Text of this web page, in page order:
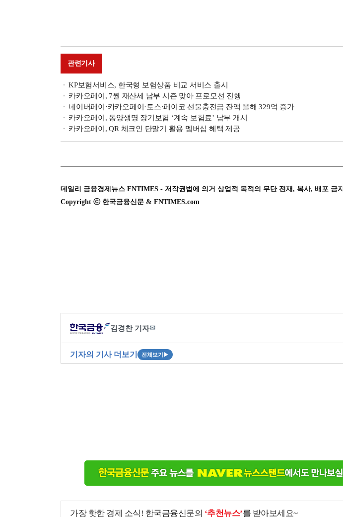
관련기사
KP보험서비스, 한국형 보험상품 비교 서비스 출시
카카오페이, 7월 재산세 납부 시즌 맞아 프로모션 진행
네이버페이·카카오페이·토스·페이코 선불충전금 잔액 올해 329억 증가
카카오페이, 동양생명 장기보험 ‘계속 보험료’ 납부 개시
카카오페이, QR 체크인 단말기 활용 멤버십 혜택 제공
데일리 금융경제뉴스 FNTIMES - 저작권법에 의거 상업적 목적의 무단 전재, 복사, 배포 금지
Copyright ⓒ 한국금융신문 & FNTIMES.com
김경찬 기자✉
기자의 기사 더보기 전체보기 ▶
가장 핫한 경제 소식! 한국금융신문의 ‘추천뉴스’를 받아보세요~